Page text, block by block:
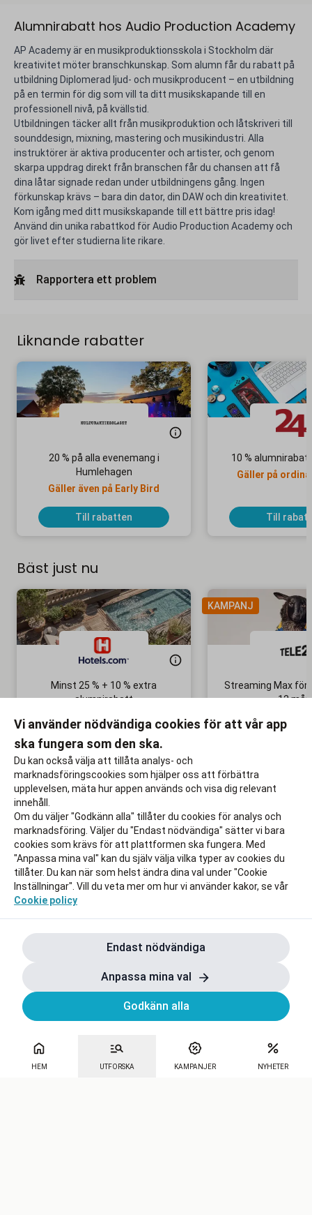
HEM UTFORSKA KAMPANJER NYHETER
Alumnirabatt hos Audio Production Academy
AP Academy är en musikproduktionsskola i Stockholm där
kreativitet möter branschkunskap. Som alumn får du rabatt på
utbildning Diplomerad ljud- och musikproducent – en utbildning
på en termin för dig som vill ta ditt musikskapande till en
professionell nivå, på kvällstid.
Utbildningen täcker allt från musikproduktion och låtskriveri till
sounddesign, mixning, mastering och musikindustri. Alla
instruktörer är aktiva producenter och artister, och genom
skarpa uppdrag direkt från branschen får du chansen att få
dina låtar signade redan under utbildningens gång. Ingen
förkunskap krävs – bara din dator, din DAW och din kreativitet.
Kom igång med ditt musikskapande till ett bättre pris idag!
Använd din unika rabattkod för Audio Production Academy och
gör livet efter studierna lite rikare.
Rapportera ett problem
Liknande rabatter
20 % på alla evenemang i
Humlehagen
Gäller även på Early Bird
Till rabatten
10 %
Gäller på
Till
Bäst just nu
Minst 25 % + 10 % extra
alumnirabatt
Till rabatten
KAMPANJ
Streaming Max för
12 mån
Ingen
Vi använder nödvändiga cookies för att vår app
ska fungera som den ska.
Du kan också välja att tillåta analys- och
marknadsföringscookies som hjälper oss att förbättra
upplevelsen, mäta hur appen används och visa dig relevant
innehåll.
Om du väljer "Godkänn alla" tillåter du cookies för analys och
marknadsföring. Väljer du "Endast nödvändiga" sätter vi bara
cookies som krävs för att plattformen ska fungera. Med
"Anpassa mina val" kan du själv välja vilka typer av cookies du
tillåter. Du kan när som helst ändra dina val under "Cookie
Inställningar". Vill du veta mer om hur vi använder kakor, se vår
Cookie policy
Endast nödvändiga
Anpassa mina val
Godkänn alla